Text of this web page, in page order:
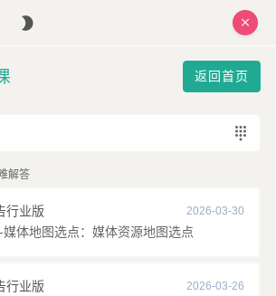
返回首页
解答
行业版 2026-03-30
媒体地图选点：媒体资源地图选点
行业版 2026-03-26
您什么？
用课以【聊天界面】的方式展示
程中的问题解决步骤，它能帮助您